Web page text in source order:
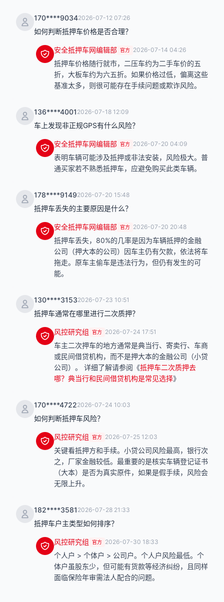
170****90342026-07-12 07:26
如何判断抵押车价格是否合理？
安全抵押车网编辑部 官方 2026-07-14 04:26
抵押车价格随行就市，二压车约为二手车价的五
折，大板车约为六五折。如果价格过低，偏离这些
基准太多，则很可能存在手续问题或欺诈风险。
136****4001 2026-07-18 12:09
车上发现非正规GPS有什么风险？
安全抵押车网编辑部 官方 2026-07-20 04:09
表明车辆可能涉及抵押或非法安装，风险极大。普
通买家若不熟悉抵押车，应避免购买此类车辆。
178****91492026-07-20 15:48
抵押车丢失的主要原因是什么？
安全抵押车网编辑部 官方 2026-07-20 20:48
抵押车丢失，80%的几率是因为车辆抵押的金融
公司（押大本的公司）因车主仍有欠款，依法将车
拖走。原车主偷车是违法行为，但仍有发生的可
能。
130****31532026-07-23 10:51
抵押车通常在哪里进行二次质押？
风控研究组 官方 2026-07-24 17:51
车主二次押车的地方通常是典当行、寄卖行、车商
或民间借贷机构，而不是押大本的金融公司（小贷
公司）。 详细了解请参阅《抵押车二次质押去
哪？典当行和民间借贷机构是常见选择》
170****47222026-07-24 10:03
如何判断抵押车风险？
风控研究组 官方 2026-07-25 12:03
关键看抵押方和手续。小贷公司风险最高，银行次
之，厂家金融较低。最重要的是核实车辆登记证书
（大本）是否为真实原件，如果是假手续，风险会
无限上升。
182****3581 2026-07-28 21:33
抵押车户主类型如何排序？
风控研究组 官方 2026-07-30 18:33
个人户 > 个体户 > 公司户。个人户风险最低。个
体户虽股东少，但可能有货款等经济纠纷，且同样
面临保险年审需法人配合的问题。